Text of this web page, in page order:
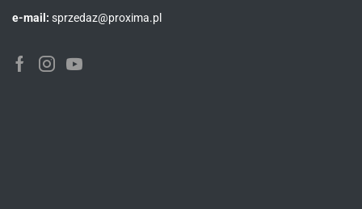
e-mail: sprzedaz@proxima.pl